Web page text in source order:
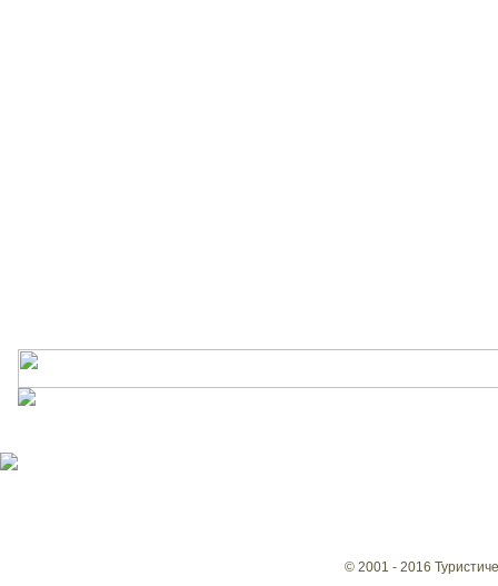
© 2001 - 2016